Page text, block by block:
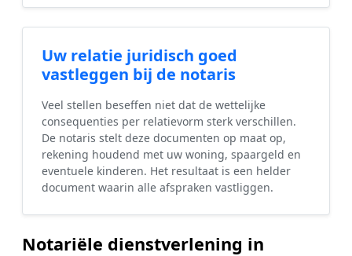
Uw relatie juridisch goed
vastleggen bij de notaris
Veel stellen beseffen niet dat de wettelijke
consequenties per relatievorm sterk verschillen.
De notaris stelt deze documenten op maat op,
rekening houdend met uw woning, spaargeld en
eventuele kinderen. Het resultaat is een helder
document waarin alle afspraken vastliggen.
Notariële dienstverlening in